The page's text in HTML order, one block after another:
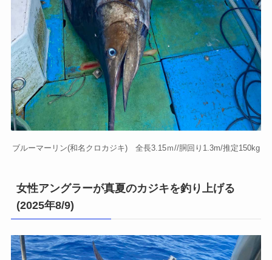
ブルーマーリン(和名クロカジキ) 全長3.15ｍ//胴回り1.3m/推定150kg
女性アングラーが真夏のカジキを釣り上げる
(2025年8/9)